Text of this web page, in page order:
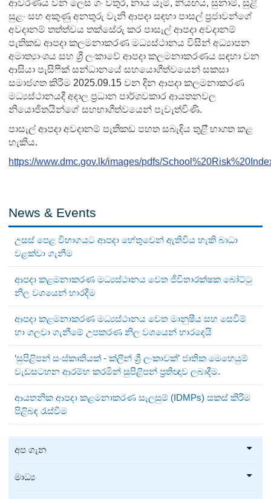
ආවරණය වන ලෙස ගං වතුර, නාය යෑම්, නියඟය, සුනාම්, සුළි
සුළං සහ අකුණු අනතුරු වැනි ආපදා සඳහා පාසල් ප්‍රජාවන්ගේ
අවදානම් තත්ත්වය තක්සේරු කර පාසැල් ආපදා අවදානම්
පැතිකඩ ආපදා කලමනාකරණ මධ්‍යස්ථානය විසින් අධ්‍යාපන
අමාත්‍යාංශය සහ ශ්‍රී ලංකාවේ ආපදා කලමනාකරණය සඳහා වන
ආසියා පැසිෆික් සන්ධානයේ සහයොගීත්වයෙන් සකසා
සමාජගත කිරීම 2025.09.15 වන දින ආපදා කලමනාකරණ
මධ්‍යස්ථානයදී අදාල ප්‍රධාන පාර්ශවකාර ආයතනවල
නියොජිතයින්ගේ සහභාගීත්වයෙන් පැවැත්විණි.
පාසැල් ආපදා අවදානම් පැතිකඩ පහත සබැදිය තුළි් භාගත කළ
හැකිය.
https://www.dmc.gov.lk/images/pdfs/
News & Events
උසස් පෙළ විභාගයට ආපදා හේතුවෙන් ඇතිවිය හැකි බාධා
වළක්වා ගැනීම
ආපදා කළමනාකරණ මධ්‍යස්ථානය වෙත ජීවිතාරක්ෂක බෝට්ටු
නිල වශයෙන් භාරදීම
ආපදා කළමනාකරණ මධ්‍යස්ථානය වෙත මානුෂීය සහ සෙවීම්
හා ගලවා ගැනීමේ උපකරණ නිල වශයෙන් භාරදෙයි
‘සුපිළිපන් සංස්කෘතියක් - ක්ලීන් ශ්‍රී ලංකාවක්’ ජාතික මෙහෙයුම්
වැඩසටහන ආරම්භ කරමින් සුපිළිපන් ප්‍රතිඥාව ලබාදීම.
ආයතනික ආපදා කළමනාකරණ සැලසුම් (IDMPs) සකස් කිරීම
පිළිබඳ රැස්වීම
අප ගැන
මාධ්‍ය